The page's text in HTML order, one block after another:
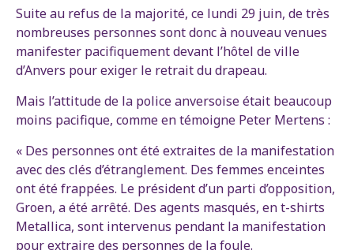
Suite au refus de la majorité, ce lundi 29 juin, de très
nombreuses personnes sont donc à nouveau venues
manifester pacifiquement devant l’hôtel de ville
d’Anvers pour exiger le retrait du drapeau.
Mais l’attitude de la police anversoise était beaucoup
moins pacifique, comme en témoigne Peter Mertens :
« Des personnes ont été extraites de la manifestation
avec des clés d’étranglement. Des femmes enceintes
ont été frappées. Le président d’un parti d’opposition,
Groen, a été arrêté. Des agents masqués, en t-shirts
Metallica, sont intervenus pendant la manifestation
pour extraire des personnes de la foule.